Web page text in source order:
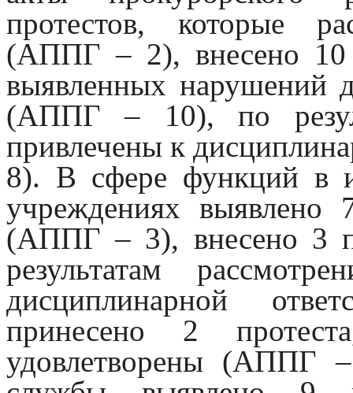
протестов, которые
(АППГ – 2), внесено 10
выявленных нарушений
(АППГ – 10), по
привлечены к
8). В сфере функций в
учреждениях выявлено
(АППГ – 3), внесено 3
результатам
дисциплинарной
принесено 2
удовлетворены (АППГ